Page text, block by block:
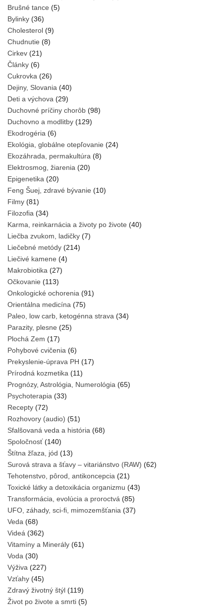
Brušné tance (5)
Bylinky (36)
Cholesterol (9)
Chudnutie (8)
Cirkev (21)
Články (6)
Cukrovka (26)
Dejiny, Slovania (40)
Deti a výchova (29)
Duchovné príčiny chorôb (98)
Duchovno a modlitby (129)
Ekodrogéria (6)
Ekológia, globálne otepľovanie (24)
Ekozáhrada, permakultúra (8)
Elektrosmog, žiarenia (20)
Epigenetika (20)
Feng Šuej, zdravé bývanie (10)
Filmy (81)
Filozofia (34)
Karma, reinkarnácia a životy po živote (40)
Liečba zvukom, ladičky (7)
Liečebné metódy (214)
Liečivé kamene (4)
Makrobiotika (27)
Očkovanie (113)
Onkologické ochorenia (91)
Orientálna medicína (75)
Paleo, low carb, ketogénna strava (34)
Parazity, plesne (25)
Plochá Zem (17)
Pohybové cvičenia (6)
Prekyslenie-úprava PH (17)
Prírodná kozmetika (11)
Prognózy, Astrológia, Numerológia (65)
Psychoterapia (33)
Recepty (72)
Rozhovory (audio) (51)
Sfalšovaná veda a história (68)
Spoločnosť(140)
Štítna žľaza, jód (13)
Surová strava a šťavy – vitariánstvo (RAW) (62)
Tehotenstvo, pôrod, antikoncepcia (21)
Toxické látky a detoxikácia organizmu (43)
Transformácia, evolúcia a proroctvá (85)
UFO, záhady, sci-fi, mimozemšťania (37)
Veda (68)
Videá (362)
Vitamíny a Minerály (61)
Voda (30)
Výživa (227)
Vzťahy (45)
Zdravý životný štýl (119)
Život po živote a smrti (5)